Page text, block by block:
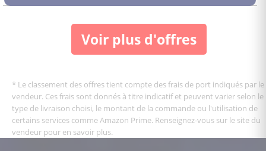
Voir plus d'offres
* Le classement des offres tient compte des frais de port indiqués par le
vendeur. Ces frais sont donnés à titre indicatif et peuvent varier selon le
type de livraison choisi, le montant de la commande ou l'utilisation de
certains services comme Amazon Prime. Renseignez-vous sur le site du
vendeur pour en savoir plus.